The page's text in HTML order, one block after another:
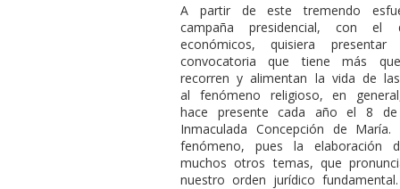
A partir de este tremendo
campaña presidencial, con el
económicos, quisiera
convocatoria que tiene más
recorren y alimentan la vida de
al fenómeno religioso, en
hace presente cada año el 8
Inmaculada Concepción de
fenómeno, pues la elaboración
muchos otros temas, que
nuestro orden jurídico fundamental.